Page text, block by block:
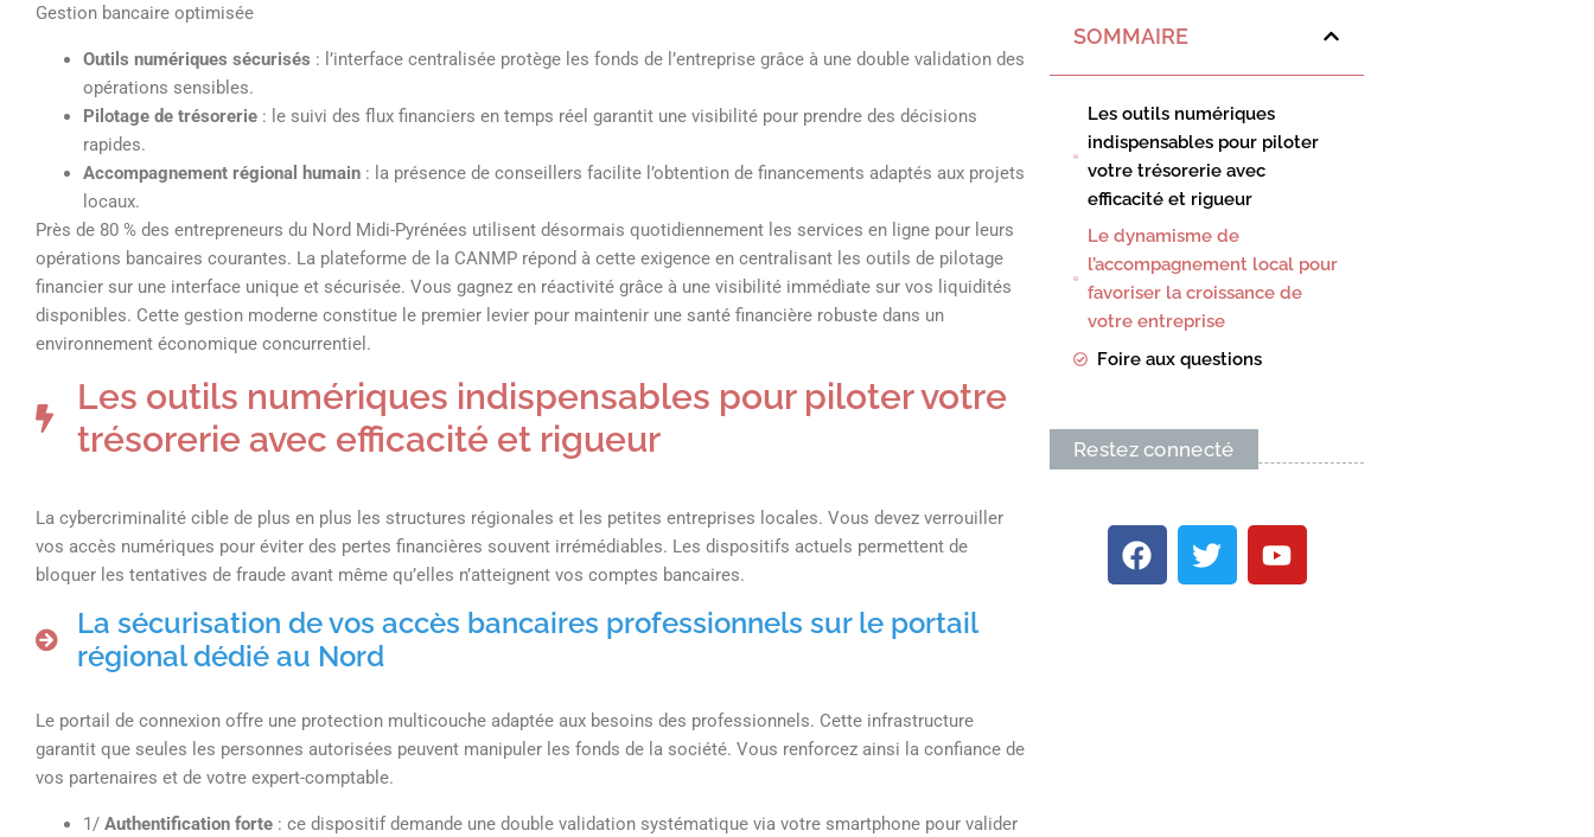
Gestion bancaire optimisée
Outils numériques sécurisés : l’interface centralisée protège les fonds de l’entreprise grâce à une double validation des
opérations sensibles.
Pilotage de trésorerie : le suivi des flux financiers en temps réel garantit une visibilité pour prendre des décisions
rapides.
Accompagnement régional humain : la présence de conseillers facilite l’obtention de financements adaptés aux projets
locaux.
Près de 80 % des entrepreneurs du Nord Midi-Pyrénées utilisent désormais quotidiennement les services en ligne pour leurs
opérations bancaires courantes. La plateforme de la CANMP répond à cette exigence en centralisant les outils de pilotage
financier sur une interface unique et sécurisée. Vous gagnez en réactivité grâce à une visibilité immédiate sur vos liquidités
disponibles. Cette gestion moderne constitue le premier levier pour maintenir une santé financière robuste dans un
environnement économique concurrentiel.
Les outils numériques indispensables pour piloter votre
trésorerie avec efficacité et rigueur
La cybercriminalité cible de plus en plus les structures régionales et les petites entreprises locales. Vous devez verrouiller
vos accès numériques pour éviter des pertes financières souvent irrémédiables. Les dispositifs actuels permettent de
bloquer les tentatives de fraude avant même qu’elles n’atteignent vos comptes bancaires.
La sécurisation de vos accès bancaires professionnels sur le portail
régional dédié au Nord
Le portail de connexion offre une protection multicouche adaptée aux besoins des professionnels. Cette infrastructure
garantit que seules les personnes autorisées peuvent manipuler les fonds de la société. Vous renforcez ainsi la confiance de
vos partenaires et de votre expert-comptable.
1/ Authentification forte : ce dispositif demande une double validation systématique via votre smartphone pour valider
SOMMAIRE
Les outils numériques
indispensables pour piloter
votre trésorerie avec
efficacité et rigueur
Le dynamisme de
l’accompagnement local pour
favoriser la croissance de
votre entreprise
Foire aux questions
Restez connecté